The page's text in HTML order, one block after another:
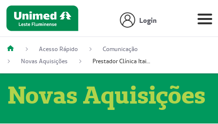
Login
Acesso Rápido
Comunicação
Novas Aquisições
Prestador Clínica Itaipú Ltda (51004348-2)
Novas Aquisições